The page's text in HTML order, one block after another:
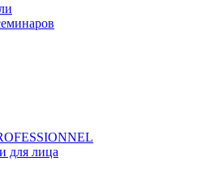
для лица